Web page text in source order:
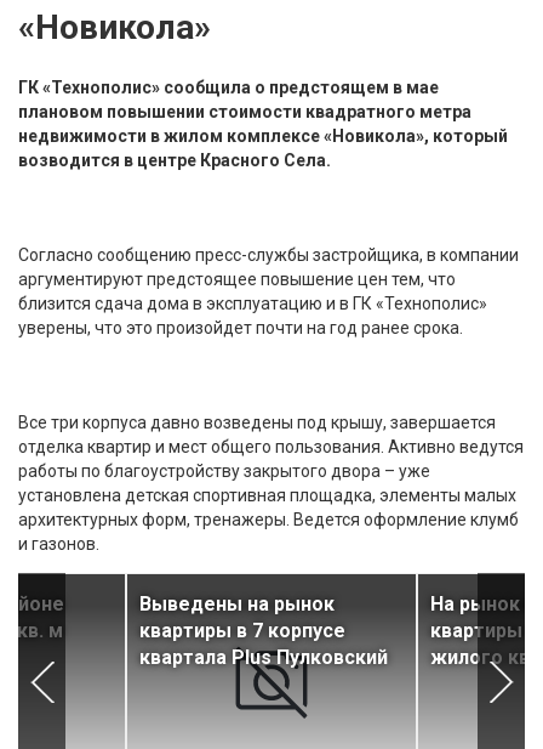
«Новикола»
ГК «Технополис» сообщила о предстоящем в мае
плановом повышении стоимости квадратного метра
недвижимости в жилом комплексе «Новикола», который
возводится в центре Красного Села.
Согласно сообщению пресс-службы застройщика, в компании
аргументируют предстоящее повышение цен тем, что
близится сдача дома в эксплуатацию и в ГК «Технополис»
уверены, что это произойдет почти на год ранее срока.
Все три корпуса давно возведены под крышу, завершается
отделка квартир и мест общего пользования. Активно ведутся
работы по благоустройству закрытого двора – уже
установлена детская спортивная площадка, элементы малых
архитектурных форм, тренажеры. Ведется оформление клумб
и газонов.
кв. м
Выведены на рынок
квартиры в 7 корпусе
квартала Plus Пулковский
На рынок
квартиры
жилого